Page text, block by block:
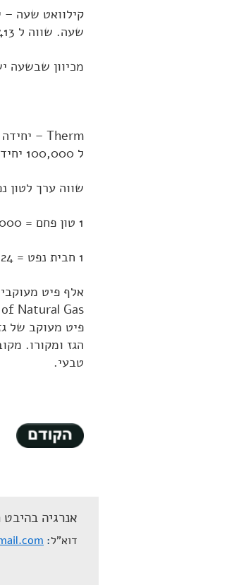
קילוואט שעה –
שעה. שווה ל 3,413 יחידות חום בריטיות, או ל 860 קילוקלוריות.
מכיוון שבשעה יש 3,600 שניות,
ל 100,000 יחידות חום בריטיות.
שווה ערך לטון
1 טון פחם = 1000 ק"ג = 28,800,000 קילו ג'אול = 2.88*10
1 חבית נפט = 24 גלון = 5,900,000 קילו ג'אול = 5.9*10
טבעי.
אנרגיה
דוא"ל